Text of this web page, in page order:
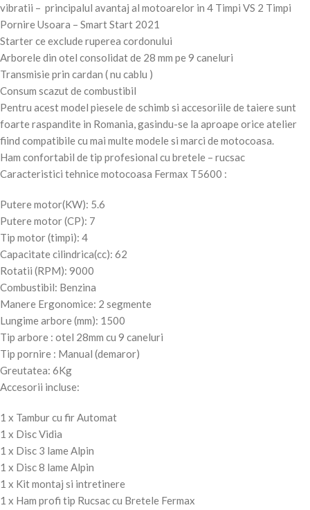
vibratii – principalul avantaj al motoarelor in 4 Timpi VS 2 Timpi
Pornire Usoara – Smart Start 2021
Starter ce exclude ruperea cordonului
Arborele din otel consolidat de 28 mm pe 9 caneluri
Transmisie prin cardan ( nu cablu )
Consum scazut de combustibil
Pentru acest model piesele de schimb si accesoriile de taiere sunt
foarte raspandite in Romania, gasindu-se la aproape orice atelier
fiind compatibile cu mai multe modele si marci de motocoasa.
Ham confortabil de tip profesional cu bretele – rucsac
Caracteristici tehnice motocoasa Fermax T5600 :
Putere motor(KW): 5.6
Putere motor (CP): 7
Tip motor (timpi): 4
Capacitate cilindrica(cc): 62
Rotatii (RPM): 9000
Combustibil: Benzina
Manere Ergonomice: 2 segmente
Lungime arbore (mm): 1500
Tip arbore : otel 28mm cu 9 caneluri
Tip pornire : Manual (demaror)
Greutatea: 6Kg
Accesorii incluse:
1 x Tambur cu fir Automat
1 x Disc Vidia
1 x Disc 3 lame Alpin
1 x Disc 8 lame Alpin
1 x Kit montaj si intretinere
1 x Ham profi tip Rucsac cu Bretele Fermax